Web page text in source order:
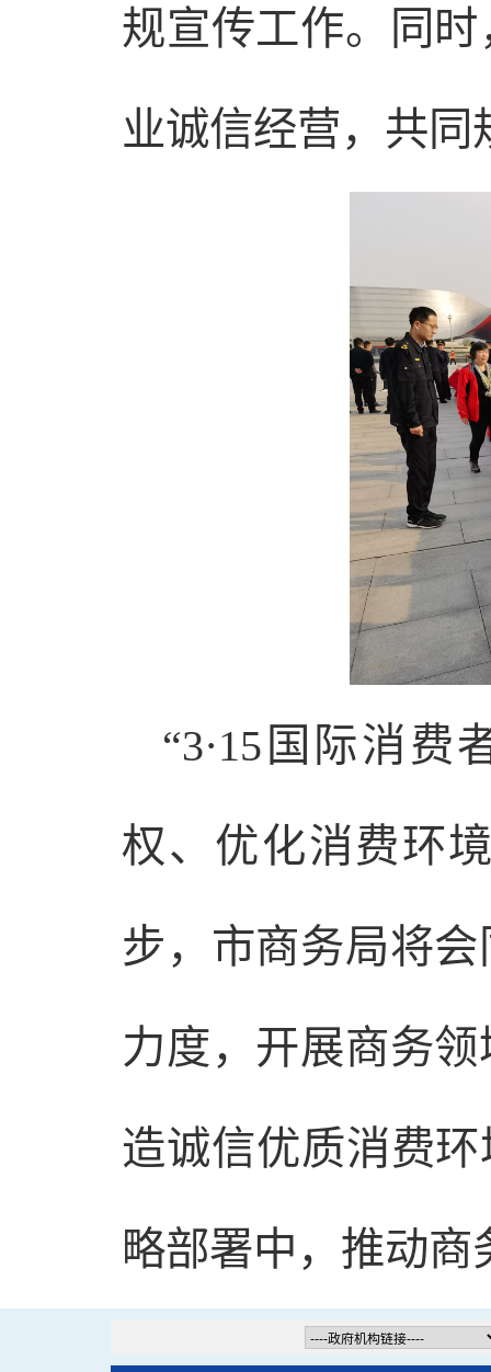
规宣传工作。同
业诚信经营，共
“3·15国际消
权、优化消费环
步，市商务局将
力度，开展商务
造诚信优质消费
略部署中，推动